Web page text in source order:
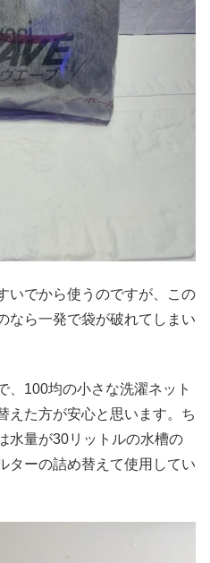
いでから使うのですが、この
なら一発で袋が破れてしまい
、100均の小さな洗濯ネット
えた方が安心と思います。ち
水量が30リットルの水槽の
ターの詰め替えて使用してい